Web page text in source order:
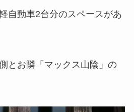
自動車2台分のスペースがあ
とお隣「マックス山陰」の